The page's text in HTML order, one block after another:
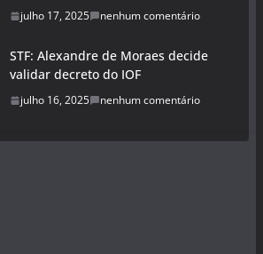
julho 17, 2025 nenhum comentário
STF: Alexandre de Moraes decide
validar decreto do IOF
julho 16, 2025 nenhum comentário